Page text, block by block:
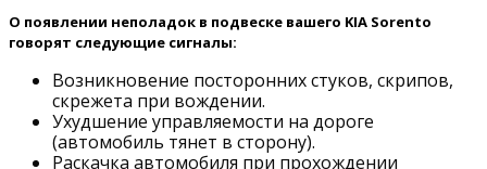
О появлении неполадок в подвеске вашего KIA Sorento
говорят следующие сигналы:
Возникновение посторонних стуков, скрипов,
скрежета при вождении.
Ухудшение управляемости на дороге
(автомобиль тянет в сторону).
Раскачка автомобиля при прохождении